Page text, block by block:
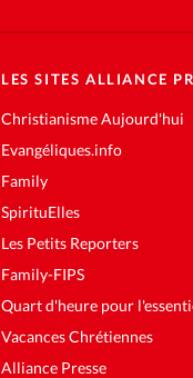
LES SITES ALLIANCE
Christianisme Aujourd'hui
Evangéliques.info
Family
SpirituElles
Les Petits Reporters
Family-FIPS
Quart d'heure pour
Vacances Chrétiennes
Alliance Presse